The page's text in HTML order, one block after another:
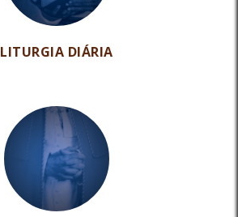
LITURGIA DIÁRIA